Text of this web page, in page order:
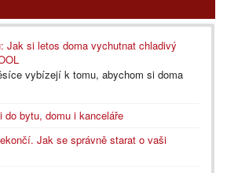
Jak si letos doma vychutnat chladivý
vybízejí k tomu, abychom si doma
bytu, domu i kanceláře
Jak se správně starat o vaši